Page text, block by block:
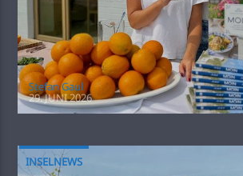
Stefan Gaul
29. JUNI 2026
INSELNEWS